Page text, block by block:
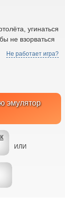
угинаться
не взорваться
Не работает игра?
эмулятор
ИЛИ